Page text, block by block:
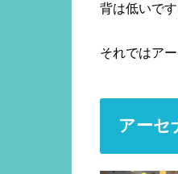
背は低いで
それではア
アーセ